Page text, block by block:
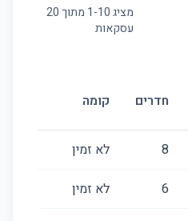
מציג 1-10 מתוך20
עסקאות
חדרים קומה
8 לא זמין
6 לא זמין